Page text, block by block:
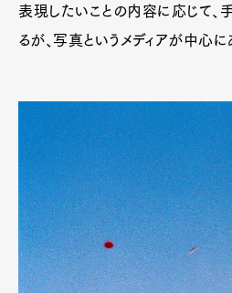
表現したいことの内容に応じて、
るが、写真というメディアが中心に